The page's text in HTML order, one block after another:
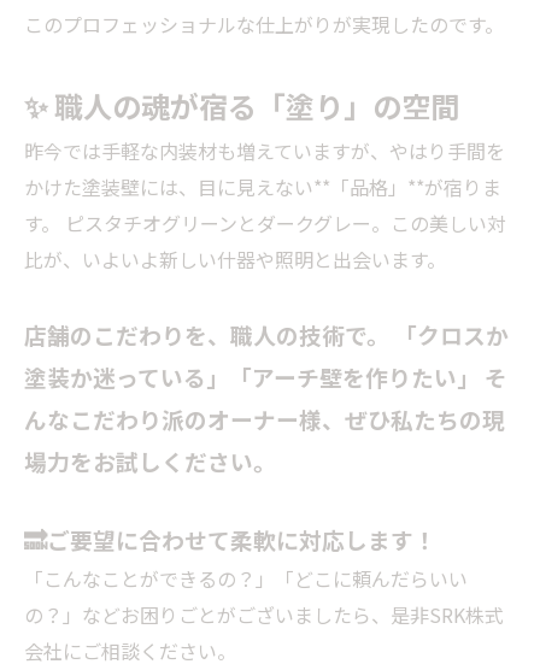
このプロフェッショナルな仕上がりが実現したのです。
✨ 職人の魂が宿る「塗り」の空間
昨今では手軽な内装材も増えていますが、やはり手間を
かけた塗装壁には、目に見えない**「品格」**が宿りま
す。 ピスタチオグリーンとダークグレー。この美しい対
比が、いよいよ新しい什器や照明と出会います。
店舗のこだわりを、職人の技術で。
「クロスか
塗装か迷っている」「アーチ壁を作りたい」 そ
んなこだわり派のオーナー様、ぜひ私たちの現
場力をお試しください。
🔜ご要望に合わせて柔軟に対応します！
「こんなことができるの？」「どこに頼んだらいい
の？」などお困りごとがございましたら、是非SRK株式
会社にご相談ください。